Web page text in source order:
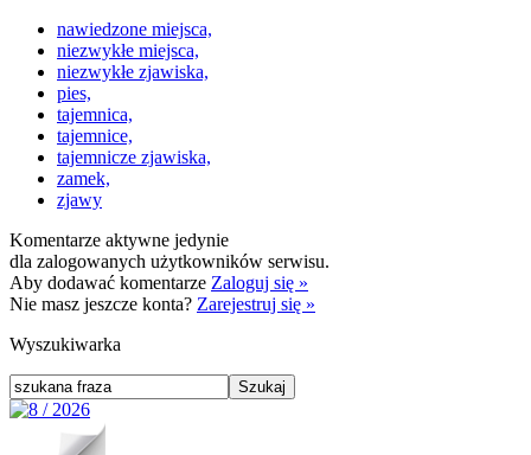
nawiedzone miejsca,
niezwykłe miejsca,
niezwykłe zjawiska,
pies,
tajemnica,
tajemnice,
tajemnicze zjawiska,
zamek,
zjawy
Komentarze aktywne jedynie
dla zalogowanych użytkowników serwisu.
Aby dodawać komentarze Zaloguj się »
Nie masz jeszcze konta? Zarejestruj się »
Wyszukiwarka